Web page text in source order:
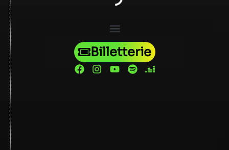
Billetterie